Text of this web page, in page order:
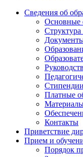
Сведения об
Основные
Платные
Контакты
Приветствие
Прием и
Порядок